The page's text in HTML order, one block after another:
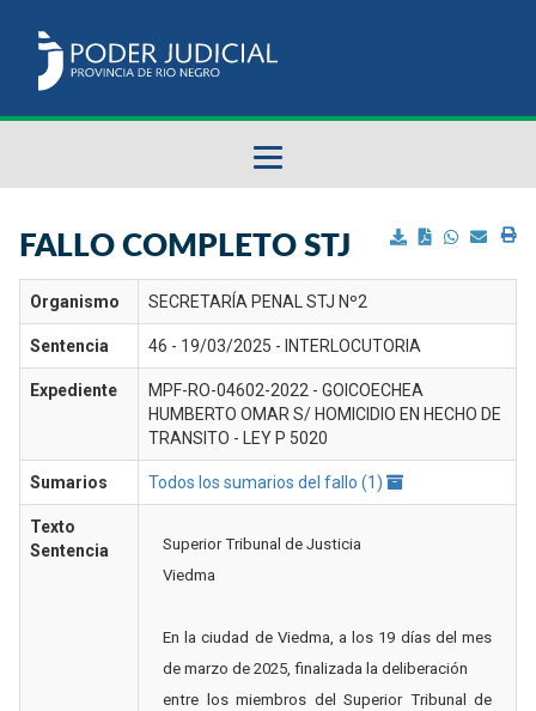
Sumarios del STJ
Manual del Usuario
FALLO COMPLETO STJ
Organismo SECRETARÍA PENAL STJ Nº2
Sentencia 46 - 19/03/2025 - INTERLOCUTORIA
Expediente
MPF-RO-04602-2022 - GOICOECHEA
HUMBERTO OMAR S/ HOMICIDIO EN HECHO DE
TRANSITO - LEY P 5020
Sumarios Todos los sumarios del fallo (1)
Texto
Sentencia
Superior Tribunal de Justicia
Viedma
En la ciudad de Viedma, a los 19 días del mes
de marzo de 2025, finalizada la deliberación
entre los miembros del Superior Tribunal de